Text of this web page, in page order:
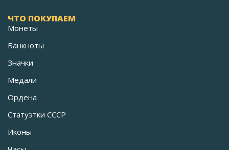
ЧТО ПОКУПАЕМ
Монеты
Банкноты
Значки
Медали
Ордена
Статуэтки СССР
Иконы